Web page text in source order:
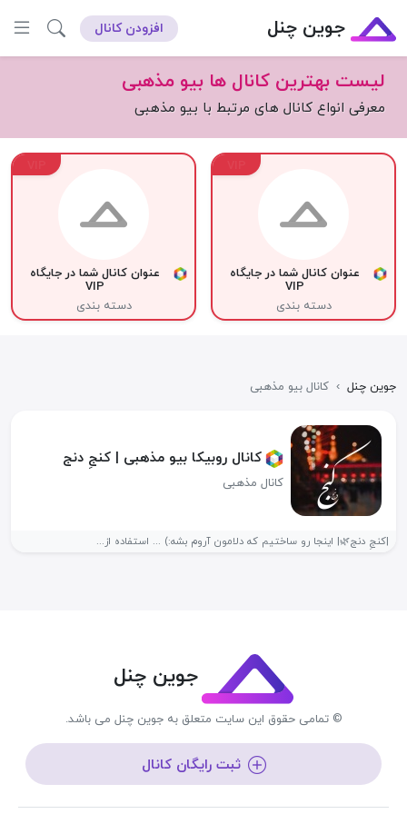
جوین چنل افزودن کانال
لیست بهترین کانال ها بیو مذهبی
معرفی انواع کانال های مرتبط با بیو مذهبی
عنوان کانال شما در جایگاه
VIP
دسته بندی
عنوان کانال شما در جایگاه
VIP
دسته بندی
جوین چنل › کانال بیو مذهبی
کانال روبیکا بیو مذهبی | کنجِ دنج
کانال مذهبی
|کنجِ دنج🌿| اینجا رو ساختیم که دلامون آروم بشه:) ... استفاده از...
جوین چنل
© تمامی حقوق این سایت متعلق به جوین چنل می باشد.
ثبت رایگان کانال